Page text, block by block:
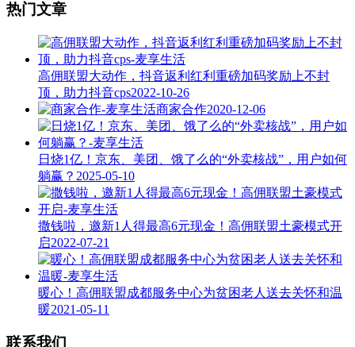
热门文章
高佣联盟大动作，抖音返利红利重磅加码奖励上不封
顶，助力抖音cps2022-10-26
商家合作2020-12-06
日烧1亿！京东、美团、饿了么的“外卖核战”，用户如何
躺赢？ 2025-05-10
撒钱啦，邀新1人得最高6元现金！高佣联盟土豪模式开
启2022-07-21
暖心！高佣联盟成都服务中心为贫困老人送去关怀和温
暖2021-05-11
联系我们